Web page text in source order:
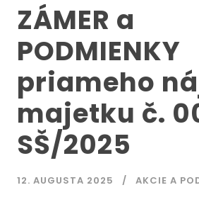
ZÁMER a
PODMIENKY
priameho
majetku č.
SŠ/2025
12. AUGUSTA 2025 AKCIE A